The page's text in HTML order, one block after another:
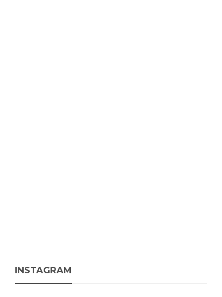
INSTAGRAM